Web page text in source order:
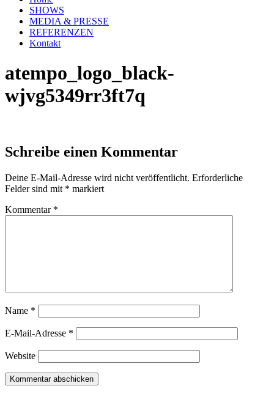
SHOWS
MEDIA & PRESSE
REFERENZEN
Kontakt
atempo_logo_black-
wjvg5349rr3ft7q
Schreibe einen Kommentar
Deine E-Mail-Adresse wird nicht veröffentlicht. Erforderliche
Felder sind mit * markiert
Kommentar *
Name *
E-Mail-Adresse *
Website